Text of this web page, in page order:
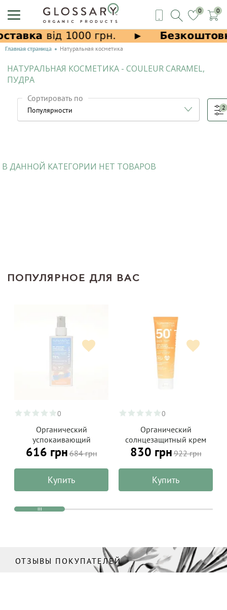
0 0
Главная страница Натуральная косметика
НАТУРАЛЬНАЯ КОСМЕТИКА - COULEUR CARAMEL,
ПУДРА
Сортировать по
2
В ДАННОЙ КАТЕГОРИИ НЕТ ТОВАРОВ
ПОПУЛЯРНОЕ ДЛЯ ВАС
0
Органический
успокаивающий
охлаждающий гель-спрей
после загара из алоэ
вера, ALPHANOVA Organic
Sun 125 мл
616 грн684 грн
Купить
0
Органический
солнцезащитный крем
для лица SPF 50+ с
гиалуроновой кислотой,
матовый финиш,
ALPHANOVA Organic Sun
50 мл
830 грн922 грн
Купить
ОТЗЫВЫ ПОКУПАТЕЛЕЙ